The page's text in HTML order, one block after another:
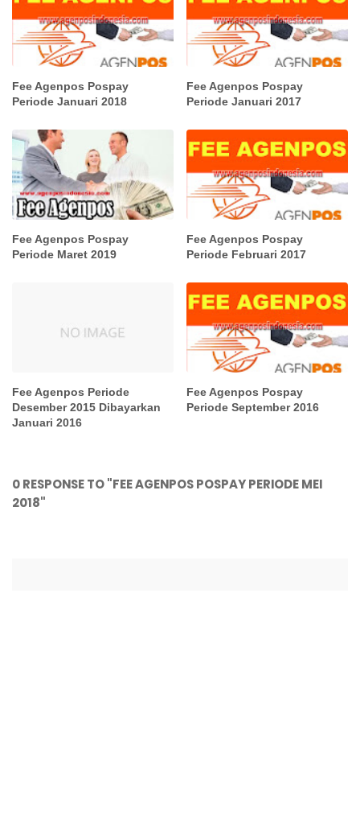
Fee Agenpos Pospay
Periode Januari 2018
Fee Agenpos Pospay
Periode Januari 2017
Fee Agenpos Pospay
Periode Maret 2019
Fee Agenpos Pospay
Periode Februari 2017
Fee Agenpos Periode
Desember 2015 Dibayarkan
Januari 2016
Fee Agenpos Pospay
Periode September 2016
0 RESPONSE TO "FEE AGENPOS POSPAY PERIODE MEI
2018"